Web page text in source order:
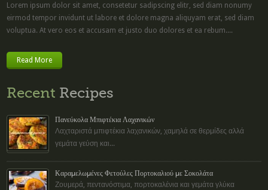
Lorem ipsum dolor sit amet, consetetur sadipscing elitr, sed diam nonumy
eirmod tempor invidunt ut labore et dolore magna aliquyam erat, sed diam
voluptua. At vero eos et accusam et justo duo dolores et ea rebum....
Read More
Recent Recipes
Πανεύκολα Μπιφτέκια Λαχανικών
Λαχταριστά μπιφτέκια λαχανικών, χαμηλά σε θερμίδες αλλά
γεμάτα γεύση και...
Καραμελωμένες Φετούλες Πορτοκαλιού με Σοκολάτα
Ζουμερά, πεντανόστιμα, πορτοκαλένια και γεμάτα γλύκα